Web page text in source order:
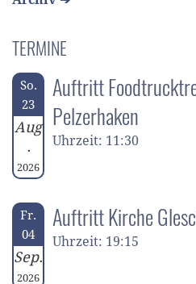
TERMINE
So.
23
Aug
.
2026
Auftritt
Pelzerhaken
Uhrzeit: 11:30
Fr.
04
Sep.
2026
Auftritt Kirche
Uhrzeit: 19:15